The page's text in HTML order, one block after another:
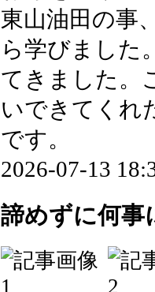
東山油田の事
ら学びました
てきました。
いできてくれ
です。
2026-07-13
諦めずに何事